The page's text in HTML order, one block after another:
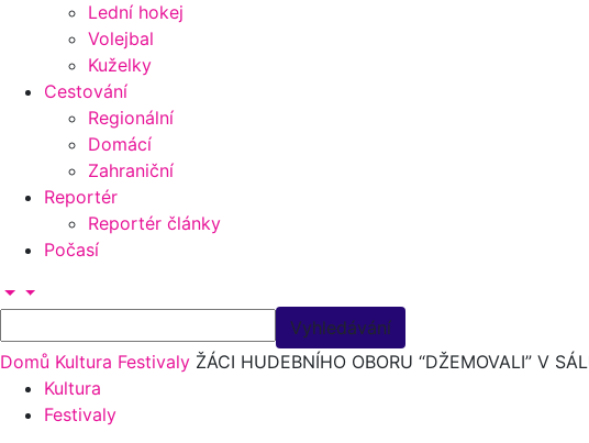
Lední hokej
Volejbal
Kuželky
Cestování
Regionální
Domácí
Zahraniční
Reportér
Reportér články
Počasí
Domů Kultura Festivaly ŽÁCI HUDEBNÍHO OBORU “DŽEMOVALI” V
Kultura
Festivaly